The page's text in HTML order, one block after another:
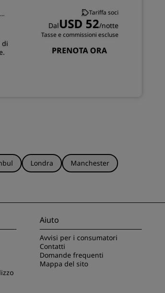
ISCRIVITI
di
Tariffa soci
DalUSD 52/notte
Tasse e commissioni escluse
PRENOTA ORA
Londra
Manchester
Aiuto
Avvisi per i consumatori
Contatti
Domande frequenti
Mappa del sito